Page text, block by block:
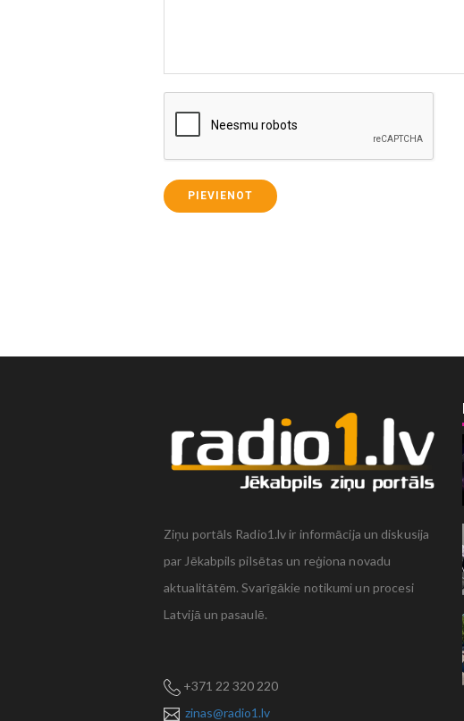
PIEVIENOT
Ziņu portāls Radio1.lv ir informācija un diskusija
par Jēkabpils pilsētas un reģiona novadu
aktualitātēm. Svarīgākie notikumi un procesi
Latvijā un pasaulē.
+371 22 320 220
zinas@radio1.lv